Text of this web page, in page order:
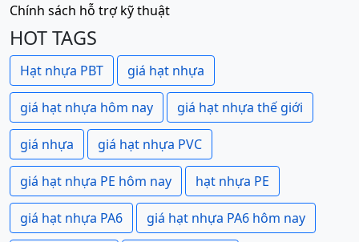
Chính sách hỗ trợ kỹ thuật
HOT TAGS
Hạt nhựa PBT giá hạt nhựa
giá hạt nhựa hôm nay giá hạt nhựa thế giới
giá nhựa giá hạt nhựa PVC
giá hạt nhựa PE hôm nay hạt nhựa PE
giá hạt nhựa PA6 giá hạt nhựa PA6 hôm nay